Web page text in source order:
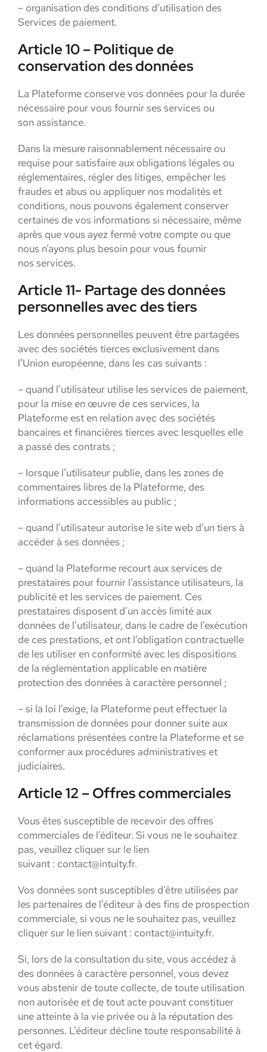
– organisation des conditions d’utilisation des
Services de paiement.
Article 10 – Politique de
conservation des données
La Plateforme conserve vos données pour la durée
nécessaire pour vous fournir ses services ou
son assistance.
Dans la mesure raisonnablement nécessaire ou
requise pour satisfaire aux obligations légales ou
réglementaires, régler des litiges, empêcher les
fraudes et abus ou appliquer nos modalités et
conditions, nous pouvons également conserver
certaines de vos informations si nécessaire, même
après que vous ayez fermé votre compte ou que
nous n’ayons plus besoin pour vous fournir
nos services.
Article 11- Partage des données
personnelles avec des tiers
Les données personnelles peuvent être partagées
avec des sociétés tierces exclusivement dans
l’Union européenne, dans les cas suivants :
– quand l’utilisateur utilise les services de paiement,
pour la mise en œuvre de ces services, la
Plateforme est en relation avec des sociétés
bancaires et financières tierces avec lesquelles elle
a passé des contrats ;
– lorsque l’utilisateur publie, dans les zones de
commentaires libres de la Plateforme, des
informations accessibles au public ;
– quand l’utilisateur autorise le site web d’un tiers à
accéder à ses données ;
– quand la Plateforme recourt aux services de
prestataires pour fournir l’assistance utilisateurs, la
publicité et les services de paiement. Ces
prestataires disposent d’un accès limité aux
données de l’utilisateur, dans le cadre de l’exécution
de ces prestations, et ont l’obligation contractuelle
de les utiliser en conformité avec les dispositions
de la réglementation applicable en matière
protection des données à caractère personnel ;
– si la loi l’exige, la Plateforme peut effectuer la
transmission de données pour donner suite aux
réclamations présentées contre la Plateforme et se
conformer aux procédures administratives et
judiciaires.
Article 12 – Offres commerciales
Vous êtes susceptible de recevoir des offres
commerciales de l’éditeur. Si vous ne le souhaitez
pas, veuillez cliquer sur le lien
suivant : contact@intuity.fr.
Vos données sont susceptibles d’être utilisées par
les partenaires de l’éditeur à des fins de prospection
commerciale, si vous ne le souhaitez pas, veuillez
cliquer sur le lien suivant : contact@intuity.fr.
Si, lors de la consultation du site, vous accédez à
des données à caractère personnel, vous devez
vous abstenir de toute collecte, de toute utilisation
non autorisée et de tout acte pouvant constituer
une atteinte à la vie privée ou à la réputation des
personnes. L’éditeur décline toute responsabilité à
cet égard.